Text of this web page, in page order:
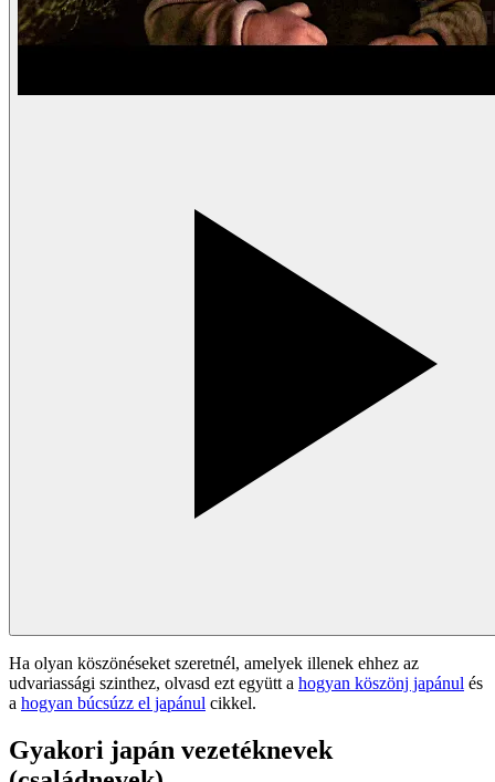
Ha olyan köszönéseket szeretnél, amelyek illenek ehhez az
udvariassági szinthez, olvasd ezt együtt a hogyan köszönj japánul és
a hogyan búcsúzz el japánul cikkel.
Gyakori japán vezetéknevek